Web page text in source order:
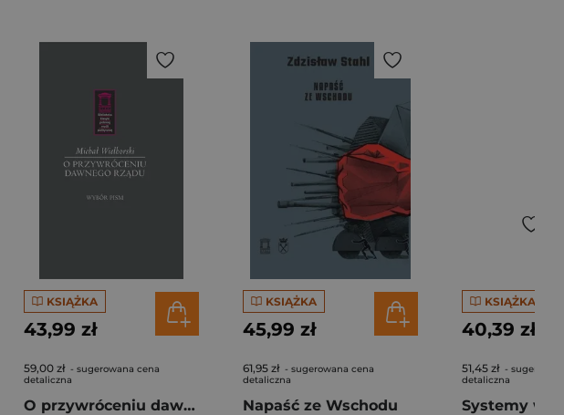
KSIĄŻKA
43,99 zł
59,00 zł - sugerowana cena
detaliczna
O przywróceniu dawnego rządu
KSIĄŻKA
45,99 zł
61,95 zł - sugerowana cena
detaliczna
Napaść ze Wschodu
KSIĄŻKA
40,39 zł
51,45 zł -
detaliczna